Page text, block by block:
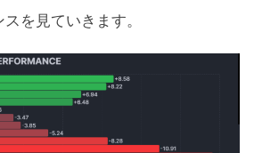
を見ていきます。